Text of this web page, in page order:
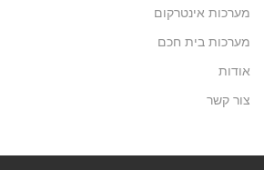
מערכות אינטרקום
מערכות בית חכם
אודות
צור קשר